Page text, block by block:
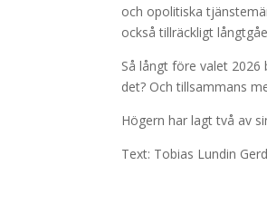
och opolitiska
också tillräckligt
Så långt före valet 2026
det? Och tillsammans
Högern har lagt två av
Text: Tobias Lundin